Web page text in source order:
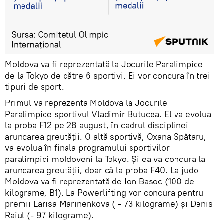
Moldova va fi reprezentată la Jocurile Paralimpice
de la Tokyo de către 6 sportivi. Ei vor concura în trei
tipuri de sport.
Primul va reprezenta Moldova la Jocurile
Paralimpice sportivul Vladimir Butucea. El va evolua
la proba F12 pe 28 august, în cadrul disciplinei
aruncarea greutății. O altă sportivă, Oxana Spătaru,
va evolua în finala programului sportivilor
paralimpici moldoveni la Tokyo. Și ea va concura la
aruncarea greutății, doar că la proba F40. La judo
Moldova va fi reprezentată de Ion Basoc (100 de
kilograme, B1). La Powerlifting vor concura pentru
premii Larisa Marinenkova ( - 73 kilograme) și Denis
Raiul (- 97 kilograme).